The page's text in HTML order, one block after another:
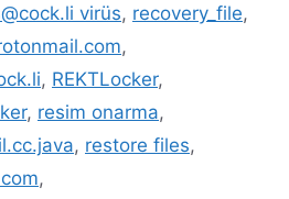
virüs, recovery_file,
,
, REKTLocker,
, resim onarma,
, restore files,
,